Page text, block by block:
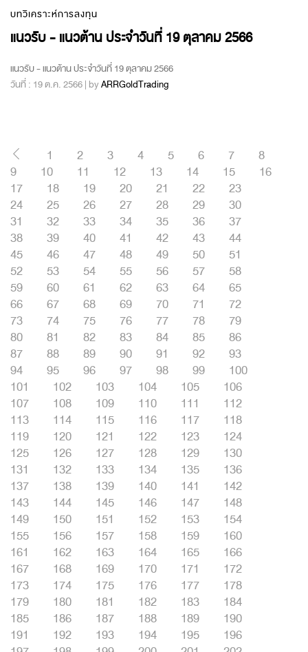
บทวิเคราะห์การลงทุน
แนวรับ - แนวต้าน ประจำวันที่ 19 ตุลาคม 2566
แนวรับ - แนวต้าน ประจำวันที่ 19 ตุลาคม 2566
วันที่ : 19 ต.ค. 2566 | byARRGoldTrading
1 2 3 4 5 6 7
8
9
10 11 12 13 14 15
16
17
18 19 20 21 22
23
24
25 26 27 28 29
30
31
32 33 34 35 36
37
38
39 40 41 42 43
44
45
46 47 48 49 50
51
52
53 54 55 56 57
58
59
60 61 62 63 64
65
66
67 68 69 70 71
72
73
74 75 76 77 78
79
80
81 82 83 84 85
86
87
88 89 90 91 92
93
94
95 96 97 98 99
100
101
102 103 104 105
106
107
108 109 110 111
112
113
114 115 116 117
118
119
120 121 122 123
124
125
126 127 128 129
130
131
132 133 134 135
136
137
138 139 140 141
142
143
144 145 146 147
148
149
150 151 152 153
154
155
156 157 158 159
160
161
162 163 164 165
166
167
168 169 170 171
172
173
174 175 176 177
178
179
180 181 182 183
184
185
186 187 188 189
190
191
192 193 194 195
196